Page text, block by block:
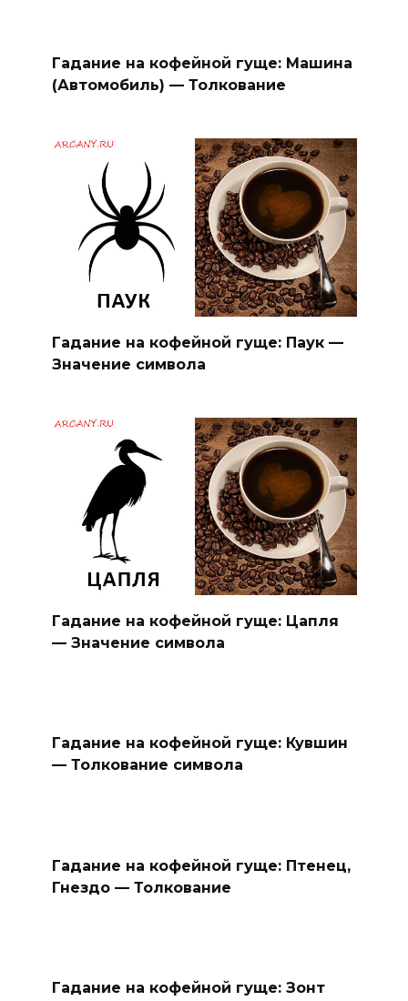
Гадание на кофейной гуще: Машина
(Автомобиль) — Толкование
Гадание на кофейной гуще: Паук —
Значение символа
Гадание на кофейной гуще: Цапля
— Значение символа
Гадание на кофейной гуще: Кувшин
— Толкование символа
Гадание на кофейной гуще: Птенец,
Гнездо — Толкование
Гадание на кофейной гуще: Зонт